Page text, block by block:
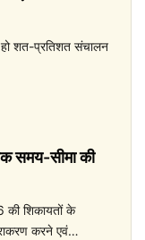
शत-प्रतिशत संचालन
समय-सीमा की
की शिकायतों के
करने एवं…